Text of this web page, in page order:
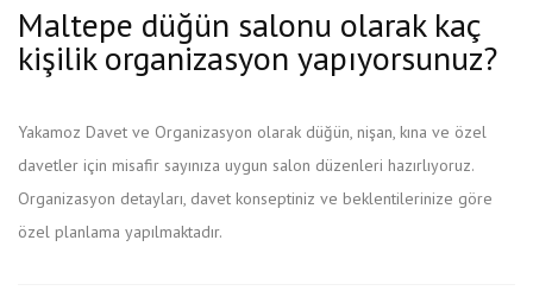
Maltepe düğün salonu olarak kaç
kişilik organizasyon yapıyorsunuz?
Yakamoz Davet ve Organizasyon olarak düğün, nişan, kına ve özel
davetler için misafir sayınıza uygun salon düzenleri hazırlıyoruz.
Organizasyon detayları, davet konseptiniz ve beklentilerinize göre
özel planlama yapılmaktadır.